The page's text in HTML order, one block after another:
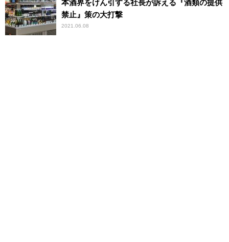
本酒界をけん引する社長が訴える『酒類の提供
禁止』策の大打撃
2021.06.08